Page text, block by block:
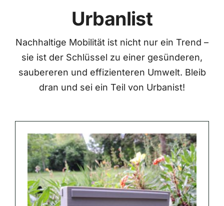
Urbanlist
Nachhaltige Mobilität ist nicht nur ein Trend –
sie ist der Schlüssel zu einer gesünderen,
saubereren und effizienteren Umwelt. Bleib
dran und sei ein Teil von Urbanist!